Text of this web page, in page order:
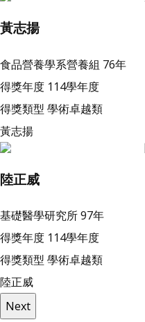
黃志揚
食品營養學系營養組 76年
得獎年度 114學年度
得獎類型 學術卓越類
黃志揚
陸正威
基礎醫學研究所97年
得獎年度 114學年度
得獎類型 學術卓越類
陸正威
Next